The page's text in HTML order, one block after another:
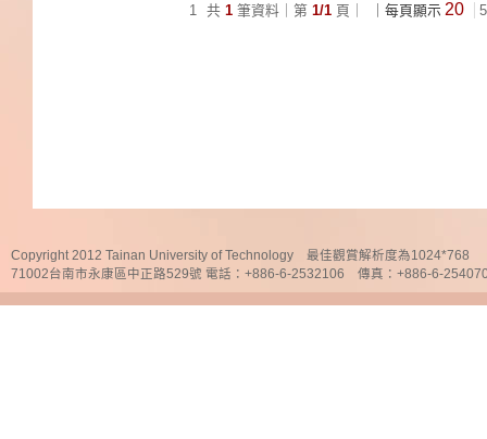
1 共 1 筆資料｜第 1/1 頁｜ ｜每頁顯示 20
Copyright 2012 Tainan University of Technology 最佳觀賞解析度為1024*768
71002台南市永康區中正路529號 電話：+886-6-2532106 傳真：+886-6-